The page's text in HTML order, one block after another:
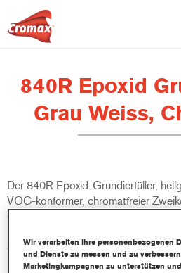
840R Epoxid
Grau Weiss,
Der 840R Epoxid-Grundierfüller,
VOC-konformer, chromatfreier
Grundierfüller. Er ist überaus
über eine hervorragende
erfüllt er die
Fahrzeughersteller.
Wir verarbeiten Ihre personenbezogenen
und Dienste zu messen und zu
Marketingkampagnen zu unterstützen